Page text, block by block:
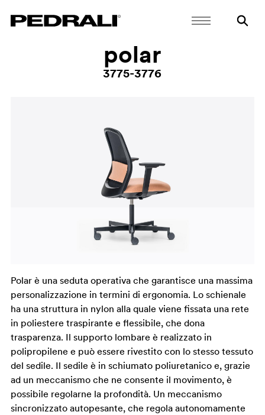
polar
3775-3776
Polar è una seduta operativa che garantisce una massima
personalizzazione in termini di ergonomia. Lo schienale
ha una struttura in nylon alla quale viene fissata una rete
in poliestere traspirante e flessibile, che dona
trasparenza. Il supporto lombare è realizzato in
polipropilene e può essere rivestito con lo stesso tessuto
del sedile. Il sedile è in schiumato poliuretanico e, grazie
ad un meccanismo che ne consente il movimento, è
possibile regolarne la profondità. Un meccanismo
sincronizzato autopesante, che regola autonomamente